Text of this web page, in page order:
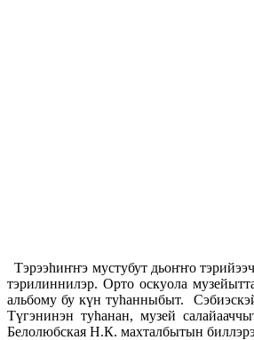
Тэрээһиҥҥэ мустубут дьоҥҥо
тэрилиннилэр. Орто оскуола
альбому бу күн туһанныбыт.
Түгэнинэн туһанан, музей
Белолюбская Н.К. махталбытын